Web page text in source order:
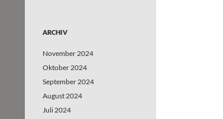
ARCHIV
November 2024
Oktober 2024
September 2024
August 2024
Juli 2024